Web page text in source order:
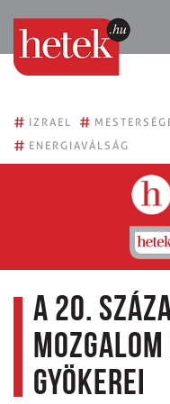
# IZRAEL #
# ENERGIAVÁLSÁG
A 20.
gyökerei